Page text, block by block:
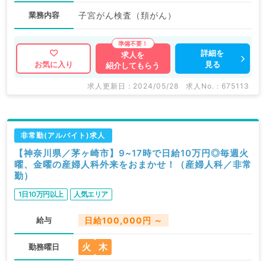
業務内容 子宮がん検査（頚がん）
お気に入り
求人を
紹介してもらう
詳細を
見る
求人更新日 : 2024/05/28 求人No. : 675113
非常勤(アルバイト)求人
【神奈川県／茅ヶ崎市】9~17時で日給10万円◎毎週火
曜、金曜の産婦人科外来をおまかせ！（産婦人科／非常
勤）
1日10万円以上 人気エリア
給与 日給100,000円 ～
勤務曜日 火 木